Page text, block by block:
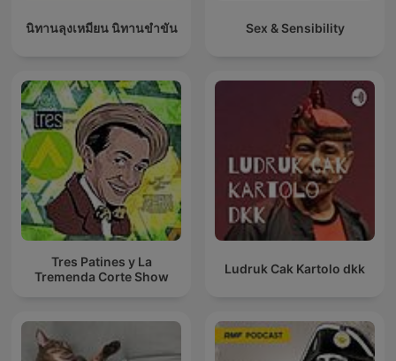
นิทานลุงเหมียน นิทานขำขัน Sex & Sensibility
Tres Patines y La
Tremenda Corte Show
Ludruk Cak Kartolo dkk